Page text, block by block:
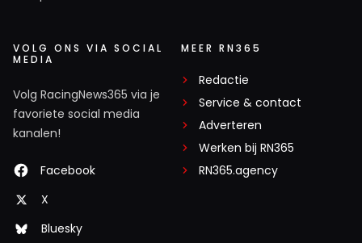
VOLG ONS VIA SOCIAL
MEDIA
Volg RacingNews365 via je
favoriete social media
kanalen!
Facebook
X
Bluesky
MEER RN365
Redactie
Service & contact
Adverteren
Werken bij RN365
RN365.agency